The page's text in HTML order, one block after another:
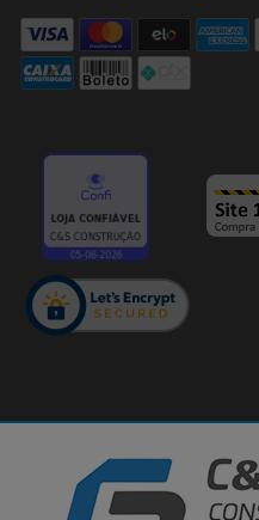
Cirino & Samara Comércio de Materiais